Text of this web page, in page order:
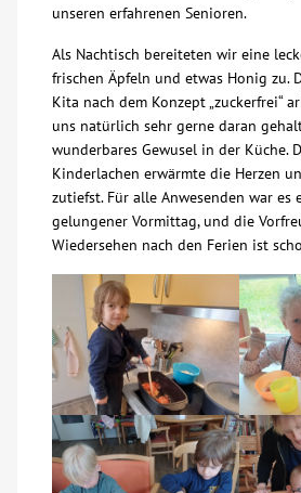
Mitmachen
Karriere
Ausbildung
Glossar
Suche
Kontakt
AWO BB Süd
unseren erfahrenen Senioren.
Als Nachtisch bereiteten wir eine
frischen Äpfeln und etwas Honig zu.
Kita nach dem Konzept „zuckerfrei“
uns natürlich sehr gerne daran
wunderbares Gewusel in der Küche.
Kinderlachen erwärmte die Herzen
zutiefst. Für alle Anwesenden war es
gelungener Vormittag, und die
Wiedersehen nach den Ferien ist